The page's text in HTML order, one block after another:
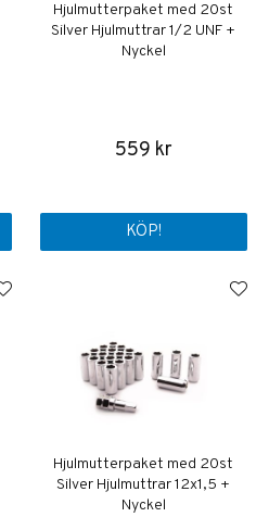
Hjulmutterpaket med 20st
Silver Hjulmuttrar 1/2 UNF +
Nyckel
559 kr
KÖP!
Hjulmutterpaket med 20st
Silver Hjulmuttrar 12x1,5 +
Nyckel